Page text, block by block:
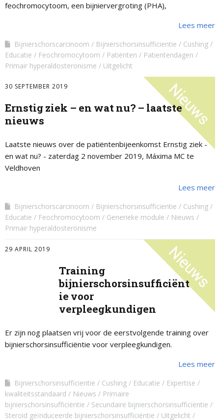
feochromocytoom, een bijniervergroting (PHA),
gevolge van een behandeling voor een kwaadaardige of
chronische aandoening.
Lees meer
Bijnierschorscarcinoom Bijnierschorsinsufficientie
Cushing
Educatie
Feochromocytoom Patiënten
Patientendagen
Primair hyperaldosteronisme
Uitgelicht
30 SEPTEMBER 2019
Ernstig ziek – en wat nu? – laatste
nieuws
Laatste nieuws over de patiëntenbijeenkomst Ernstig ziek -
en wat nu? - zaterdag 2 november 2019, Máxima MC te
Veldhoven
Lees meer
Bijnierschorscarcinoom Bijnierschorsinsufficientie
Cushing
Educatie
Feochromocytoom Generieke module
Nieuws
Primair hyperaldosteronisme
29 APRIL 2019
Training
bijnierschorsinsufficiënt
ie voor
verpleegkundigen
Er zijn nog plaatsen vrij voor de eerstvolgende training over
bijnierschorsinsufficiëntie voor verpleegkundigen.
Lees meer
Bijnierschorsinsufficientie Cushing Educatie
Expertise
kwaliteitsstandaard
Nieuws
Primaire
bijnierschorsinsufficiëntie
Secundaire bijnierschorsinsufficiëntie
Steroid geïnduceerde bijnierschorsinsufficiëntie
Uitgelicht